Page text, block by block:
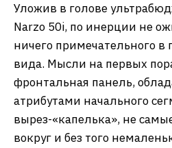
Уложив в голове
Narzo 50i, по инерции не
ничего примечательного
вида. Мысли на первых
фронтальная панель,
атрибутами начального
вырез-«капелька», не
вокруг и без того